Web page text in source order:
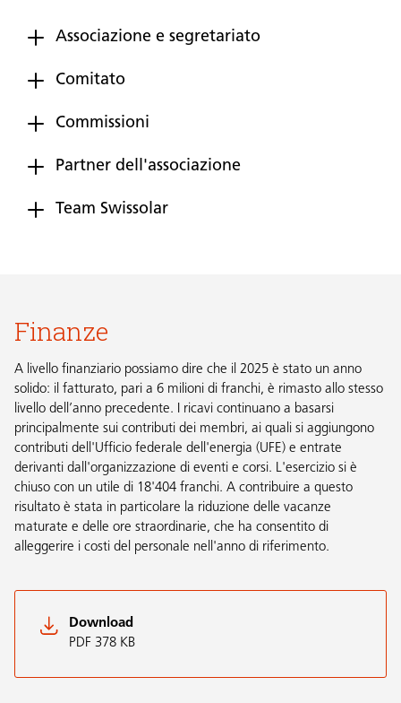
Associazione e segretariato
Comitato
Commissioni
Partner dell'associazione
Team Swissolar
Finanze
A livello finanziario possiamo dire che il 2025 è stato un anno
solido: il fatturato, pari a 6 milioni di franchi, è rimasto allo stesso
livello dell’anno precedente. I ricavi continuano a basarsi
principalmente sui contributi dei membri, ai quali si aggiungono
contributi dell'Ufficio federale dell'energia (UFE) e entrate
derivanti dall'organizzazione di eventi e corsi. L'esercizio si è
chiuso con un utile di 18'404 franchi. A contribuire a questo
risultato è stata in particolare la riduzione delle vacanze
maturate e delle ore straordinarie, che ha consentito di
alleggerire i costi del personale nell'anno di riferimento.
Download
PDF 378 KB